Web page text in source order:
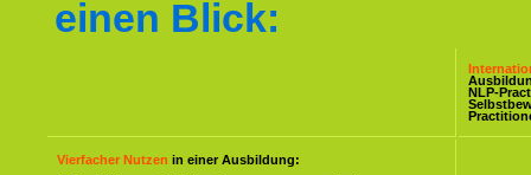
einen Blick:
NLP-
Vierfacher Nutzen in einer Ausbildung: